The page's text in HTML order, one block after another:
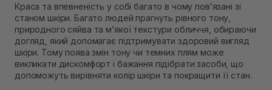
Краса та впевненість у собі багато в чому пов’язані зі
станом шкіри. Багато людей прагнуть рівного тону,
природного сяйва та м’якої текстури обличчя, обираючи
догляд, який допомагає підтримувати здоровий вигляд
шкіри. Тому поява змін тону чи темних плям може
викликати дискомфорт і бажання підібрати засоби, що
допоможуть вирівняти колір шкіри та покращити її стан.